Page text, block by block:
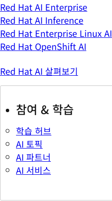
Red Hat AI Enterprise
Red Hat AI Inference
Red Hat Enterprise Linux AI
Red Hat OpenShift AI
Red Hat AI 살펴보기
참여 & 학습
학습 허브
AI 토픽
AI 파트너
AI 서비스